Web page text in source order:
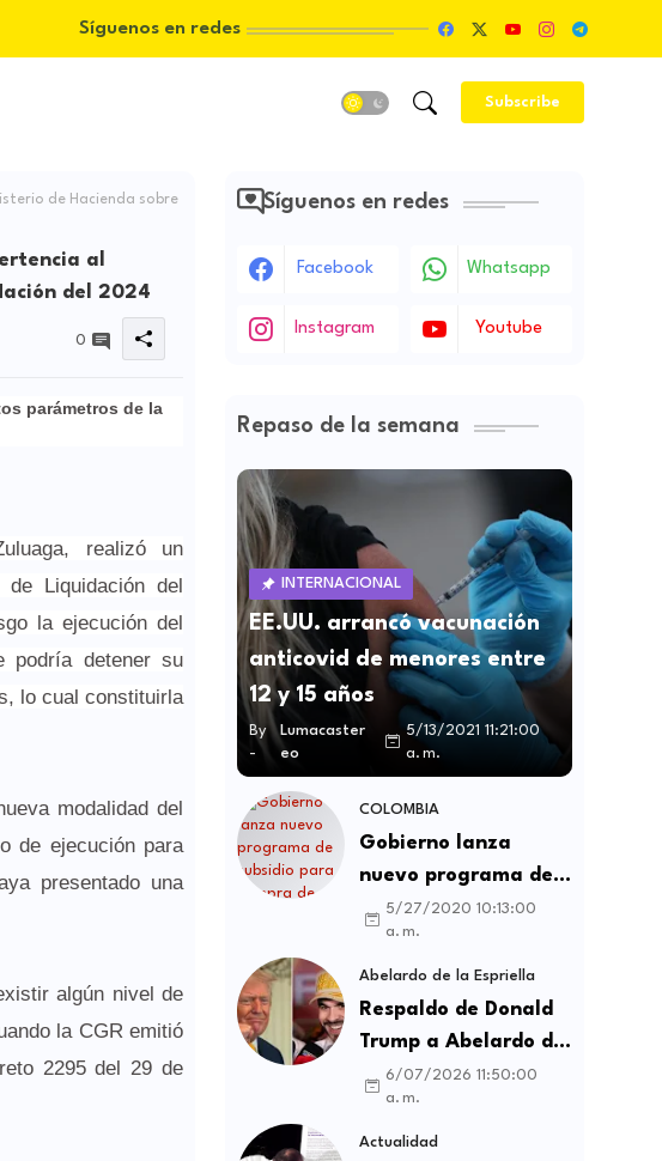
Síguenos en redes
Subscribe
de Hacienda sobre
al
del 2024
0
parámetros de la
realizó un
Liquidación del
la ejecución del
podría detener su
lo cual constituirla
modalidad del
de ejecución para
presentado una
algún nivel de
la CGR emitió
2295 del 29 de
Síguenos en redes
Facebook Whatsapp
Instagram Youtube
Repaso de la semana
INTERNACIONAL
EE.UU. arrancó vacunación
anticovid de menores entre
12 y 15 años
By
-
Lumacaster
eo
5/13/2021 11:21:00
a. m.
COLOMBIA
Gobierno lanza
nuevo programa de
subsidio para compra
de vivienda VIS y no
VIS
5/27/2020 10:13:00
a. m.
Abelardo de la Espriella
Respaldo de Donald
Trump a Abelardo de
la Espriella genera
debate sobre
soberanía e
6/07/2026 11:50:00
a. m.
Actualidad